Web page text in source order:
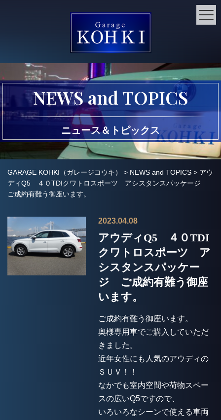
NEWS and TOPICS
ニュース＆トピックス
GARAGE KOHKI（ガレージコウキ） > NEWS and TOPICS > アウ
ディQ5 ４０TDIクワトロスポーツ アシスタンスパッケージ
ご成約有難う御座います。
2023.04.08
アウディQ5 ４０TDI
クワトロスポーツ ア
シスタンスパッケー
ジ ご成約有難う御座
います。
ご成約有難う御座います。
奥様専用車でご購入していただ
きました。
近年女性にも人気のアウディの
ＳＵＶ！！
なかでも室内空間や荷物スペー
スの広いQ5ですので、
いろいろなシーンで使える車両